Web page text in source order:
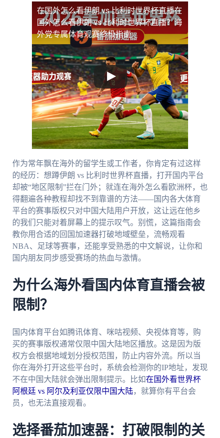
在国外怎么看伊朗 vs 比利时世界杯直播在
国外怎么看伊朗 vs 比利时世界杯直播？海
外党专属体育观赛终极指南
作为常年飘在海外的留学生或工作者，你肯定有过这样
的经历：想蹲伊朗 vs 比利时世界杯直播，打开国内平台
却被“地区限制”拦在门外；就连在海外怎么看欧洲杯，也
得翻遍各种教程却找不到靠谱的方法——国内各大体育
平台的赛事版权只对中国大陆用户开放，这让远在他乡
的我们只能对着屏幕上的提示叹气。别慌，这篇指南会
教你用合适的回国加速器打破地域壁垒，流畅观看
NBA、足球等赛事，还能享受熟悉的中文解说，让你和
国内朋友同步感受赛场的热血与激情。
为什么海外看国内体育直播会被
限制？
国内体育平台如腾讯体育、咪咕视频、央视体育等，购
买的赛事版权通常仅限中国大陆地区播放。这是因为版
权方会根据地域划分授权范围，防止内容外流。所以当
你在海外打开这些平台时，系统会检测你的IP地址，发现
不在中国大陆就会弹出限制提示。比如在国外看世界杯
阿根廷 vs 阿尔及利亚仅限中国大陆，就算你有平台会
员，也无法直接观看。
选择番茄加速器：打破限制的关